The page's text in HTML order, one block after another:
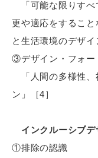
「可能な限りすべ
更や適応をするこ
と生活環境のデザイ
③デザイン・フォー
「人間の多様性、
ン」［4］
インクルーシブデ
①排除の認識